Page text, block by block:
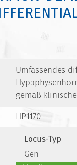
Umfassendes
gemäß
HP1170
Locus-Typ
Gen